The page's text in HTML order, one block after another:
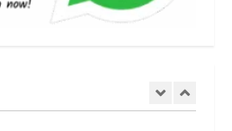
UTTARAKHAND NEWS
आपत्ति निस्तारण शिविर की व्यवस्थाओं
का लिया जायजा